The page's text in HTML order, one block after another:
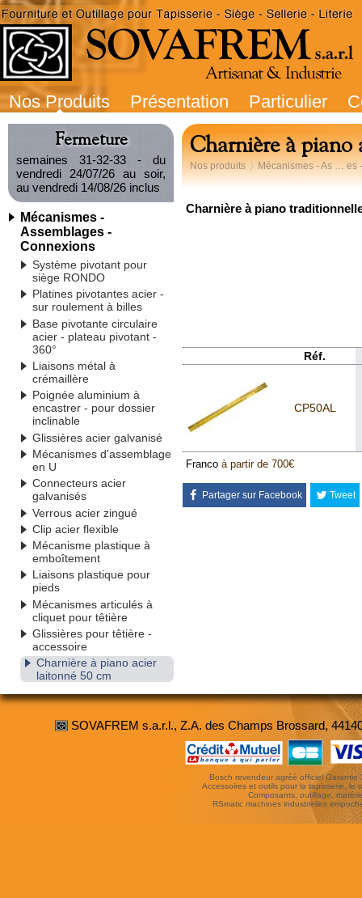
Nos Produits Présentation Particulier
Fermeture
semaines 31-32-33 - du
vendredi 24/07/26 au soir,
au vendredi 14/08/26 inclus
Mécanismes -
Assemblages -
Connexions
Système pivotant pour
siège RONDO
Platines pivotantes acier -
sur roulement à billes
Base pivotante circulaire
acier - plateau pivotant -
360°
Liaisons métal à
crémaillère
Poignée aluminium à
encastrer - pour dossier
inclinable
Glissières acier galvanisé
Mécanismes d'assemblage
en U
Connecteurs acier
galvanisés
Verrous acier zingué
Clip acier flexible
Mécanisme plastique à
emboîtement
Liaisons plastique pour
pieds
Mécanismes articulés à
cliquet pour têtière
Glissières pour têtière -
accessoire
Charnière à piano acier
laitonné 50 cm
Charnière à piano
Nos produits Mécanismes - As … es
Charnière à piano
Réf.
CP50AL
Franco à partir de 700€
Partager sur Facebook Tweet
SOVAFREM s.a.r.l., Z.A. des Champs Brossard,
Bosch revendeur agréé officiel Garantie
Accessoires et outils pour la tapisserie, le
Composants, outillage,
RSmatic machines industrielles